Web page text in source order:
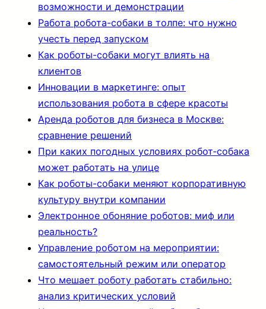
возможности и демонстрации
Работа робота-собаки в толпе: что нужно
учесть перед запуском
Как роботы-собаки могут влиять на
клиентов
Инновации в маркетинге: опыт
использования робота в сфере красоты
Аренда роботов для бизнеса в Москве:
сравнение решений
При каких погодных условиях робот‑собака
может работать на улице
Как роботы-собаки меняют корпоративную
культуру внутри компании
Электронное обоняние роботов: миф или
реальность?
Управление роботом на мероприятии:
самостоятельный режим или оператор
Что мешает роботу работать стабильно:
анализ критических условий